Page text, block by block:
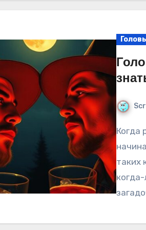
Когда речь идет о самогоноварении, многие
таких